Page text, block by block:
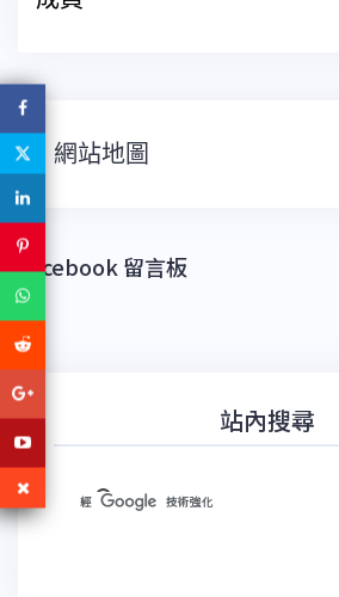
文
章
網站地圖
Facebook 留言板
站內搜尋